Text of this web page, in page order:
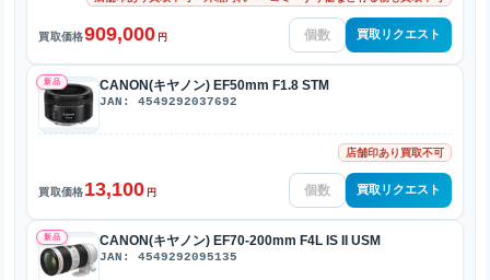
買取価格909,000 円 買取リクエスト
新品 CANON(キヤノン) EF50mm F1.8 STM
JAN: 4549292037692
店舗印あり買取不可
買取価格13,100 円 買取リクエスト
新品 CANON(キヤノン) EF70-200mm F4L IS II USM
JAN: 4549292095135